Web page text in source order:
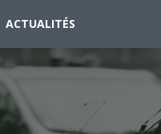
ACTUALITÉS